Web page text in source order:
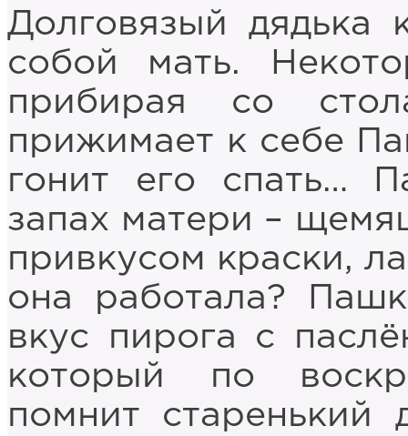
Долговязый дядька
собой мать.
прибирая со
прижимает к себе
гонит его спать…
запах матери –
привкусом краски,
она работала?
вкус пирога с
который по
помнит старенький